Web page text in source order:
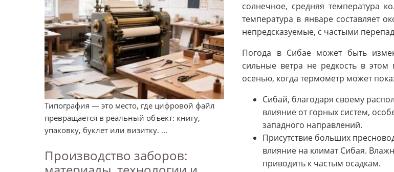
Типография — это место, где цифровой файл
превращается в реальный объект: книгу,
упаковку, буклет или визитку. ...
Производство заборов:
солнечное, средняя температура
температура в январе составляет
непредсказуемые, с частыми
Погода в Сибае может быть
сильные ветра не редкость в
осенью, когда термометр может
Сибай, благодаря своему
влияние от горных систем,
западного направлений.
Присутствие больших
влияние на климат Сибая.
приводить к частым осадкам.